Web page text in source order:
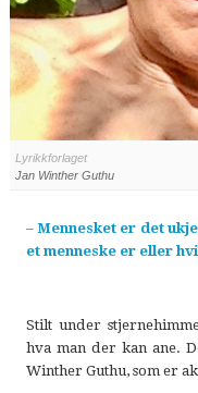
Lyrikkforlaget
Jan Winther Guthu
– Mennesket er det
et menneske er eller
Stilt under
hva man der kan ane.
Winther Guthu, som er